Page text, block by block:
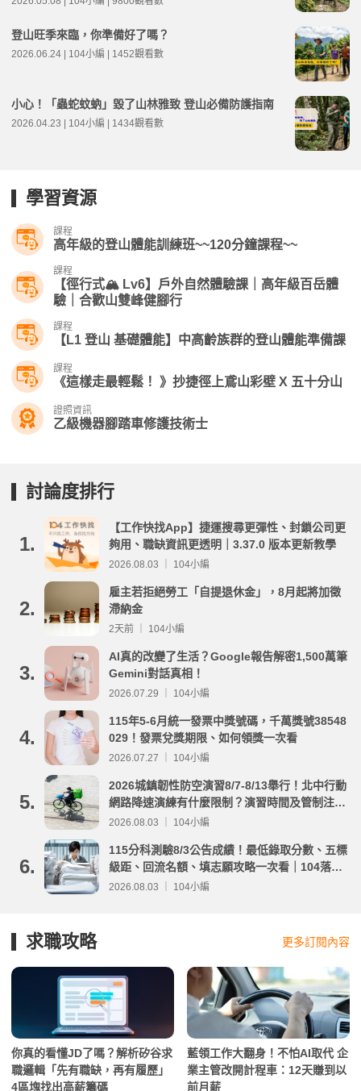
登山旺季來臨，你準備好了嗎？
2026.06.24 | 104小編 | 1452觀看數
小心！「蟲蛇蚊蚋」毀了山林雅致 登山必備防護指南
2026.04.23 | 104小編 | 1434觀看數
學習資源
課程
高年級的登山體能訓練班~~120分鐘課程~~
課程
【徑行式🏔️ Lv6】戶外自然體驗課｜高年級百岳體
驗｜合歡山雙峰健腳行
課程
【L1 登山 基礎體能】中高齡族群的登山體能準備課
課程
《這樣走最輕鬆！ 》抄捷徑上鳶山彩壁 X 五十分山
證照資訊
乙級機器腳踏車修護技術士
討論度排行
1.
【工作快找App】捷運搜尋更彈性、封鎖公司更
夠用、職缺資訊更透明｜3.37.0 版本更新教學
2026.08.03 ｜ 104小編
2.
雇主若拒絕勞工「自提退休金」，8月起將加徵
滯納金
2天前 ｜ 104小編
3.
AI真的改變了生活？Google報告解密1,500萬筆
Gemini對話真相！
2026.07.29 ｜ 104小編
4.
115年5-6月統一發票中獎號碼，千萬獎號38548
029！發票兌獎期限、如何領獎一次看
2026.07.27 ｜ 104小編
5.
2026城鎮韌性防空演習8/7-8/13舉行！北中行動
網路降速演練有什麼限制？演習時間及管制注意
事項整理
2026.08.03 ｜ 104小編
6.
115分科測驗8/3公告成績！最低錄取分數、五標
級距、回流名額、填志願攻略一次看｜104落點
分析
2026.08.03 ｜ 104小編
求職攻略 更多訂閱內容
你真的看懂JD了嗎？解析矽谷求
職邏輯「先有職缺，再有履歷」
4區塊找出高薪籌碼
藍領工作大翻身！不怕AI取代 企
業主管改開計程車：12天賺到以
前月薪